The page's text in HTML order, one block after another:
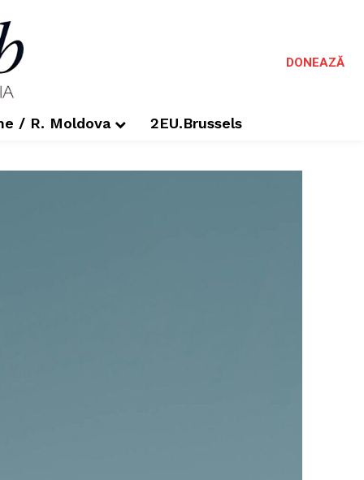
DONEAZĂ
/ R. Moldova 2EU.Brussels